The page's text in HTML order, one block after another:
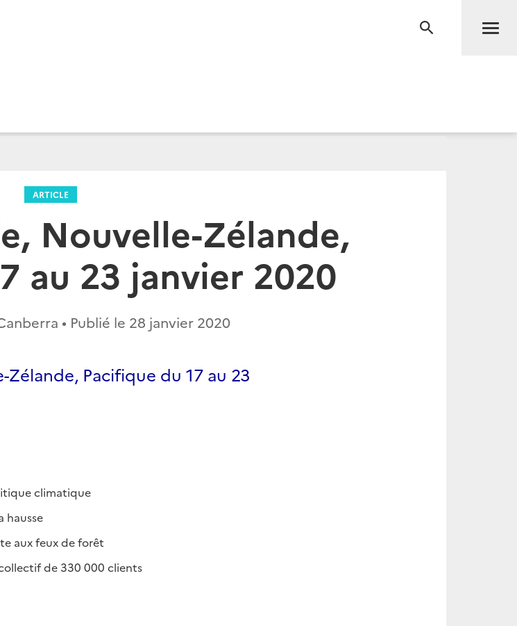
RECHERCHE
ARTICLE
Nouvelle-Zélande,
au 23 janvier 2020
• Publié le 28 janvier 2020
Pacifique du 17 au 23
climatique
hausse
aux feux de forêt
de 330 000 clients